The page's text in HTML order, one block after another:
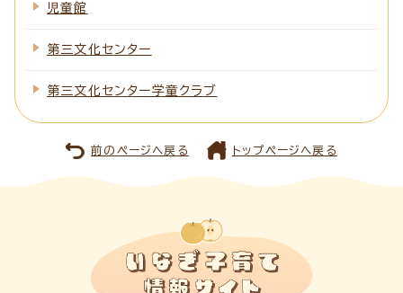
児童館
第三文化センター
第三文化センター学童クラブ
前のページへ戻る トップページへ戻る